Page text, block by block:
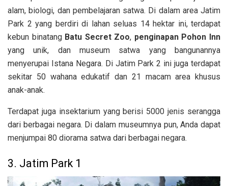
alam, biologi, dan pembelajaran satwa. Di dalam area Jatim
Park 2 yang berdiri di lahan seluas 14 hektar ini, terdapat
kebun binatang Batu Secret Zoo, penginapan Pohon Inn
yang unik, dan museum satwa yang bangunannya
menyerupai Istana Negara. Di Jatim Park 2 ini juga terdapat
sekitar 50 wahana edukatif dan 21 macam area khusus
anak-anak.
Terdapat juga insektarium yang berisi 5000 jenis serangga
dari berbagai negara. Di dalam museumnya pun, Anda dapat
menjumpai 80 diorama satwa dari berbagai negara.
3. Jatim Park 1